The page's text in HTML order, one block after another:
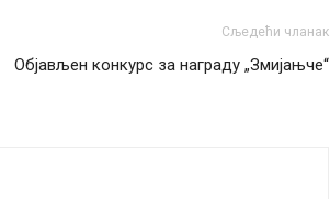
Сљедећи чланак
Објављен конкурс за награду „Змијањче“